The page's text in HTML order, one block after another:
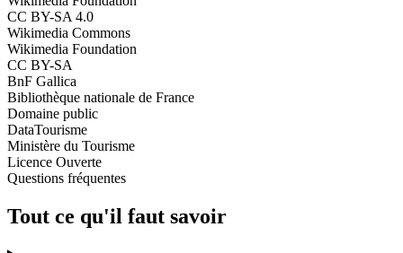
CC BY-SA 4.0
Wikimedia Commons
Wikimedia Foundation
CC BY-SA
BnF Gallica
Bibliothèque nationale de France
Domaine public
DataTourisme
Ministère du Tourisme
Licence Ouverte
Questions fréquentes
Tout ce qu'il faut savoir